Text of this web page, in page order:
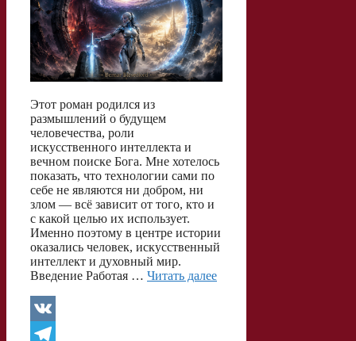
Этот роман родился из
размышлений о будущем
человечества, роли
искусственного интеллекта и
вечном поиске Бога. Мне хотелось
показать, что технологии сами по
себе не являются ни добром, ни
злом — всё зависит от того, кто и
с какой целью их использует.
Именно поэтому в центре истории
оказались человек, искусственный
интеллект и духовный мир.
Введение Работая … Читать далее
V